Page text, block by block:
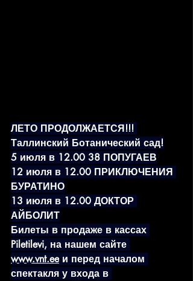
ЛЕТО ПРОДОЛЖАЕТСЯ!!!
Таллинский Ботанический сад!
5 июля в 12.00 38 ПОПУГАЕВ
12 июля в 12.00 ПРИКЛЮЧЕНИЯ
БУРАТИНО
13 июля в 12.00 ДОКТОР
АЙБОЛИТ
Билеты в продаже в кассах
Piletilevi, на нашем сайте
www.vnt.ee и перед началом
спектакля у входа в